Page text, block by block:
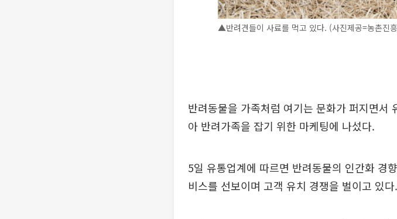
▲반려견들이 사료를 먹고 있다. (사진제공=농촌진
반려동물을 가족처럼 여기는 문화가 퍼지면서
아 반려가족을 잡기 위한 마케팅에 나섰다.
5일 유통업계에 따르면 반려동물의 인간화 경
비스를 선보이며 고객 유치 경쟁을 벌이고 있다.